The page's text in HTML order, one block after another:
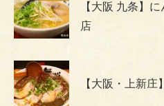
【大阪 九条】
店
【大阪・上新